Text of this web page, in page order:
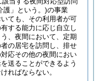
護」という。)の事業
ても、その利用者が可
する能力に応じ自立し
、夜間において、定期
の居宅を訪問し、排せ
応その他の夜間におい
送ることができるよう
ればならない。